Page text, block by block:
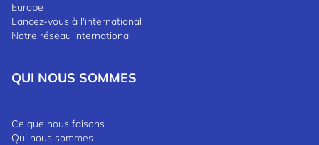
Europe
Lancez-vous à l'international
Notre réseau international
QUI NOUS SOMMES
Ce que nous faisons
Qui nous sommes